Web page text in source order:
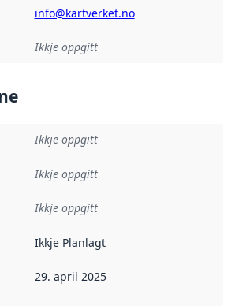
info@kartverket.no
Ikkje oppgitt
Ikkje oppgitt
:
Ikkje oppgitt
Ikkje oppgitt
:
Ikkje Planlagt
Denne datoen seier når dataa i dette
29. april 2025